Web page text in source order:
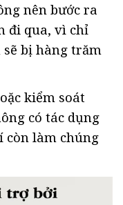
nên bước ra
đi qua, vì chỉ
bị hàng trăm
kiểm soát
có tác dụng
còn làm chúng